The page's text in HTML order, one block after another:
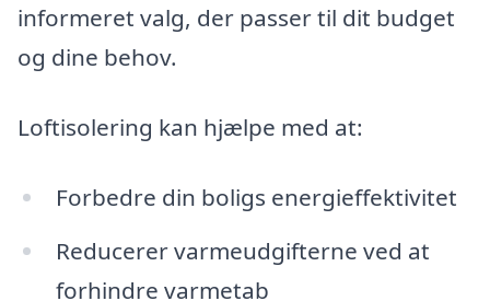
informeret valg, der passer til dit budget
og dine behov.
Loftisolering kan hjælpe med at:
Forbedre din boligs energieffektivitet
Reducerer varmeudgifterne ved at
forhindre varmetab